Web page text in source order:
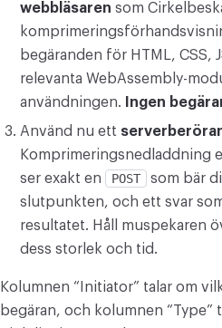
webbläsaren som
begäranden för HTML, CSS,
relevanta WebAssembly-
användningen.
Ingen
Använd nu ett
Komprimeringsnedladdning
ser exakt en
POST
som bär
slutpunkten, och ett svar
resultatet. Håll muspekaren
dess storlek och tid.
Kolumnen “Initiator” talar om
begäran, och kolumnen “Type”